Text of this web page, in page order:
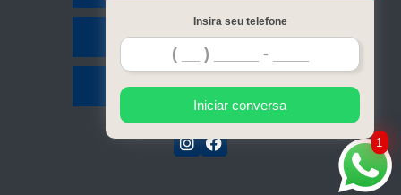
Contato
Mapa do site
1
Insira seu telefone
Iniciar conversa